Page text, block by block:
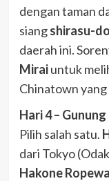
dengan taman
siangshirasu-
daerah ini.
Miraiuntuk
Chinatown yang
Hari 4 –
Pilih salah satu.
dari Tokyo
Hakone